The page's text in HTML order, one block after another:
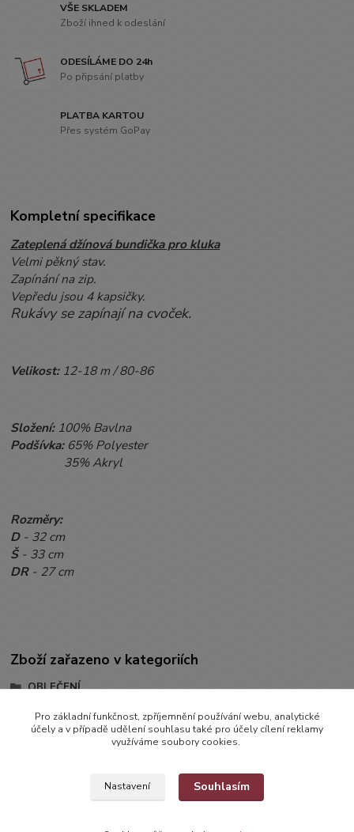
VŠE SKLADEM
Zboží ihned k odeslání
ODESÍLÁME DO 24h
Po připsání platby
PLATBA KARTOU
Přes systém GoPay
Kompletní specifikace
Zateplená džínová bundička pro kluka
Velmi pěkný stav.
Zapínání na zip.
Vepředu jsou 4 kapsičky.
Rukávy se zapínají na cvoček.
Velikost: 12-18 m / 80-86
Složení: 100% Bavlna
Podšívka:65% Polyester
35% Akryl
Rozměry:
D - 32 cm
Š - 33 cm
DR- 27 cm
Zboží zařazeno v kategoriích
OBLEČENÍ
BUNDIČKY, KABÁTKY
Bundičky
Pro základní funkčnost, zpříjemnění používání webu, analytické
účely a v případě udělení souhlasu také pro účely cílení reklamy
využíváme soubory cookies.
Nastavení Souhlasím